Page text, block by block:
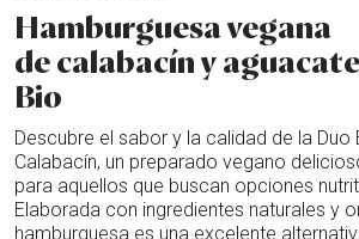
Hamburguesa vegana
de calabacín y aguacate
Bio
Descubre el sabor y la calidad de la Duo
Calabacín, un preparado vegano
para aquellos que buscan opciones
Elaborada con ingredientes naturales y
hamburguesa es una excelente